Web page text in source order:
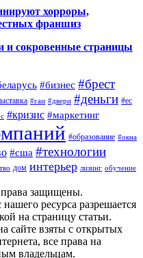
хорроры,
франшиз
и сокровенные страницы
#бизнес #брест
#гаи #двери #деньги #ес
#кризис #маркетинг
#образование #окна
#сша #технологии
дом интерьер лизинг обучение
защищены.
ресурса разрешается
на страницу статьи.
сайте взяты с открытых
все права на
владельцам.